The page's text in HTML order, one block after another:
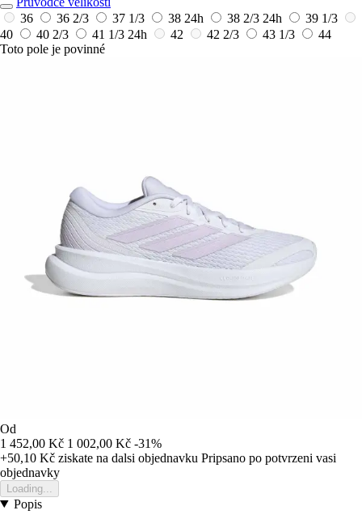
36
36 2/3 37 1/3 38 24h 38 2/3 24h
39 1/3
40
40 2/3 41 1/3 24h 42 42 2/3 43 1/3
44
Toto pole je povinné
Od
1 452,00 Kč 1 002,00 Kč -31%
+50,10 Kč ziskate na dalsi objednavku Pripsano po potvrzeni vasi
objednavky
Loading...
Popis